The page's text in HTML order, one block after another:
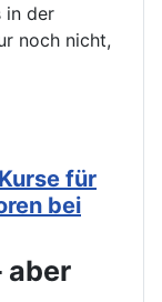
in der
noch nicht,
für
bei
aber